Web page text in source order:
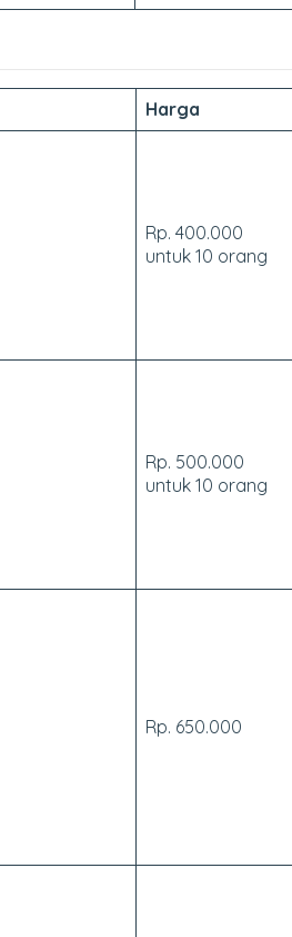
Harga
Rp. 400.000
untuk 10 orang
Rp. 500.000
untuk 10 orang
Rp. 650.000